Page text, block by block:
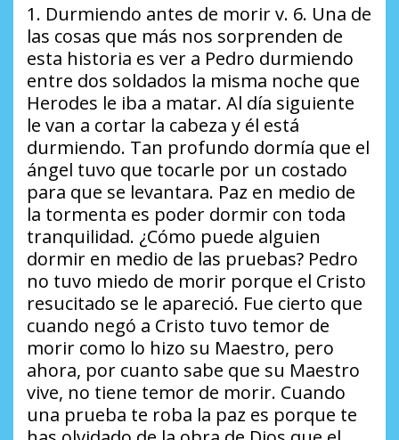
1. Durmiendo antes de morir v. 6. Una de
las cosas que más nos sorprenden de
esta historia es ver a Pedro durmiendo
entre dos soldados la misma noche que
Herodes le iba a matar. Al día siguiente
le van a cortar la cabeza y él está
durmiendo. Tan profundo dormía que el
ángel tuvo que tocarle por un costado
para que se levantara. Paz en medio de
la tormenta es poder dormir con toda
tranquilidad. ¿Cómo puede alguien
dormir en medio de las pruebas? Pedro
no tuvo miedo de morir porque el Cristo
resucitado se le apareció. Fue cierto que
cuando negó a Cristo tuvo temor de
morir como lo hizo su Maestro, pero
ahora, por cuanto sabe que su Maestro
vive, no tiene temor de morir. Cuando
una prueba te roba la paz es porque te